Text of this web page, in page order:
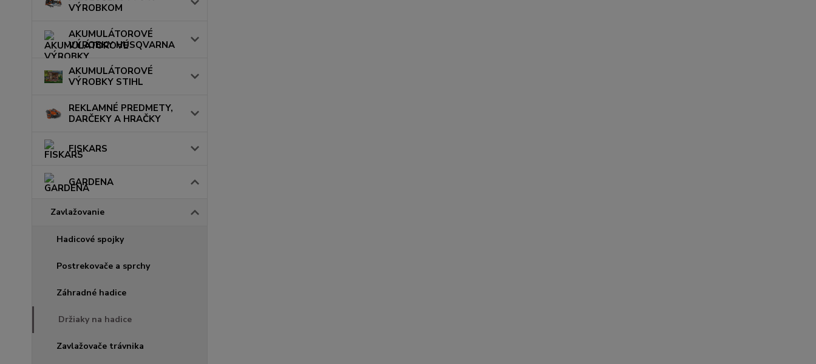
VÝROBKOM
AKUMULÁTOROVÉ
VÝROBKY HUSQVARNA
AKUMULÁTOROVÉ
VÝROBKY STIHL
REKLAMNÉ PREDMETY,
DARČEKY A HRAČKY
FISKARS
GARDENA
Zavlažovanie
Hadicové spojky
Postrekovače a sprchy
Záhradné hadice
Držiaky na hadice
Zavlažovače trávnika